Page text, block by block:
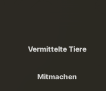
Vermittelte Tiere
Mitmachen